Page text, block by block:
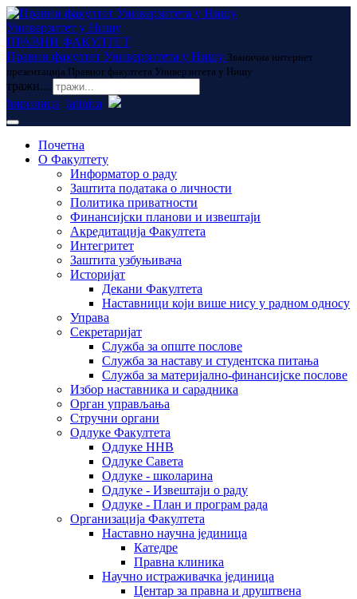
Универзитет у Нишу
ПРАВНИ ФАКУЛТЕТ
Правни факултет Универзитета у Нишу Званична интернет
презентација Правног факултета Универзитета у Нишу
тражи...
ћирилица latinica
Почетна
О Факултету
Информатор о раду
Заштита података о личности
Политика приватности
Финансијски планови и извештаји
Акредитација Факултета
Интегритет
Заштита узбуњивача
Историјат
Декани Факултета
Наставници који више нису у радном односу
Управа
Секретаријат
Служба за опште послове
Служба за наставу и студентска питања
Служба за материјално-финансијске послове
Избор наставника и сарадника
Oрган управљања
Стручни органи
Одлуке Факултета
Одлуке ННВ
Одлуке Савета
Одлуке - школарина
Одлуке - Извештаји о раду
Одлуке - План и програм рада
Организација Факултета
Наставно научна јединица
Катедре
Правна клиника
Научно истраживачка јединица
Центар за правна и друштвена